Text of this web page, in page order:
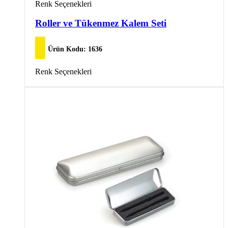
Bu
birden
Seçenekler
ürün
sayfasından
seçilebilir
Renk Seçenekleri
Roller ve Tükenmez Kalem Seti
Ürün Kodu: 1636
Bu
birden
Renk Seçenekleri